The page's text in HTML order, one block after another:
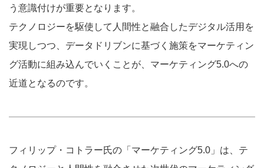
う意識付けが重要となります。
テクノロジーを駆使して人間性と融合したデジタル活用を
実現しつつ、データドリブンに基づく施策をマーケティン
グ活動に組み込んでいくことが、マーケティング5.0への
近道となるのです。
フィリップ・コトラー氏の「マーケティング5.0」は、テ